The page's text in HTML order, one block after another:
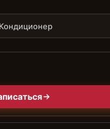
Кондиционер